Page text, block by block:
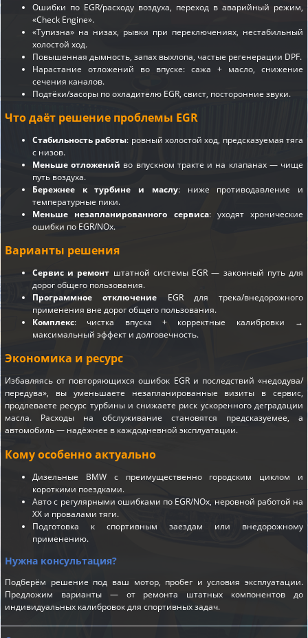
Ошибки по EGR/расходу воздуха, переход в аварийный режим,
«Check Engine».
«Тупизна» на низах, рывки при переключениях, нестабильный
холостой ход.
Повышенная дымность, запах выхлопа, частые регенерации DPF.
Нарастание отложений во впуске: сажа + масло, снижение
сечения каналов.
Подтёки/засоры по охладителю EGR, свист, посторонние звуки.
Что даёт решение проблемы EGR
Стабильность работы: ровный холостой ход, предсказуемая тяга
с низов.
Меньше отложений во впускном тракте и на клапанах — чище
путь воздуха.
Бережнее к турбине и маслу: ниже противодавление и
температурные пики.
Меньше незапланированного сервиса: уходят хронические
ошибки по EGR/NOx.
Варианты решения
Сервис и ремонт штатной системы EGR — законный путь для
дорог общего пользования.
Программное отключение EGR для трека/внедорожного
применения вне дорог общего пользования.
Комплекс: чистка впуска + корректные калибровки →
максимальный эффект и долговечность.
Экономика и ресурс
Избавляясь от повторяющихся ошибок EGR и последствий «недодува/
передува», вы уменьшаете незапланированные визиты в сервис,
продлеваете ресурс турбины и снижаете риск ускоренного деградации
масла. Расходы на обслуживание становятся предсказуемее, а
автомобиль — надёжнее в каждодневной эксплуатации.
Кому особенно актуально
Дизельные BMW с преимущественно городским циклом и
короткими поездками.
Авто с регулярными ошибками по EGR/NOx, неровной работой на
ХХ и провалами тяги.
Подготовка к спортивным заездам или внедорожному
применению.
Нужна консультация?
Подберём решение под ваш мотор, пробег и условия эксплуатации.
Предложим варианты — от ремонта штатных компонентов до
индивидуальных калибровок для спортивных задач.